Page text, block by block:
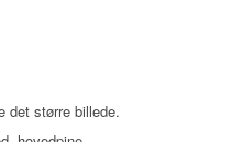
det større billede.